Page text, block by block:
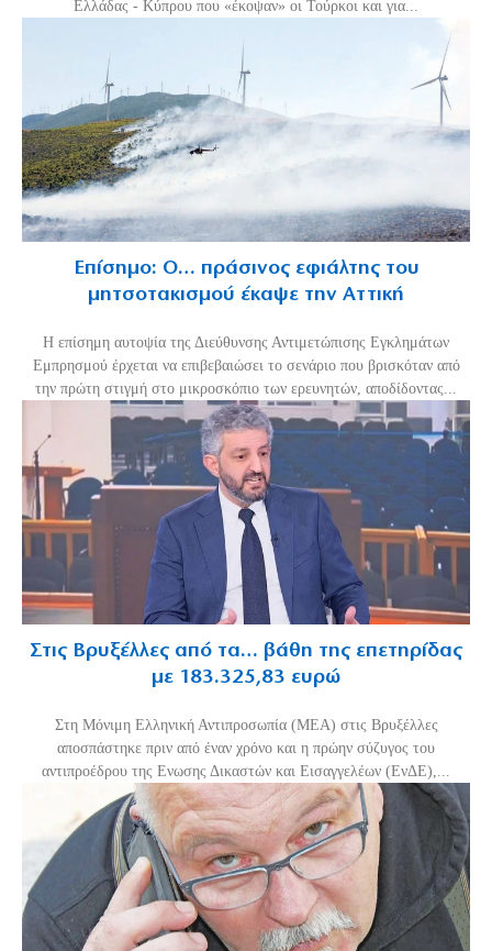
Ελλάδας - Κύπρου που «έκοψαν» οι Τούρκοι και για...
Επίσημο: Ο… πράσινος εφιάλτης του
μητσοτακισμού έκαψε την Αττική
Η επίσημη αυτοψία της Διεύθυνσης Αντιμετώπισης Εγκλημάτων
Εμπρησμού έρχεται να επιβεβαιώσει το σενάριο που βρισκόταν από
την πρώτη στιγμή στο μικροσκόπιο των ερευνητών, αποδίδοντας...
Στις Βρυξέλλες από τα… βάθη της επετηρίδας
με 183.325,83 ευρώ
Στη Μόνιμη Ελληνική Αντιπροσωπία (ΜΕΑ) στις Βρυξέλλες
αποσπάστηκε πριν από έναν χρόνο και η πρώην σύζυγος του
αντιπροέδρου της Ενωσης Δικαστών και Εισαγγελέων (ΕνΔΕ),...